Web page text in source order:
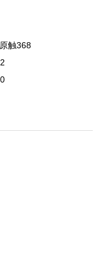
触368